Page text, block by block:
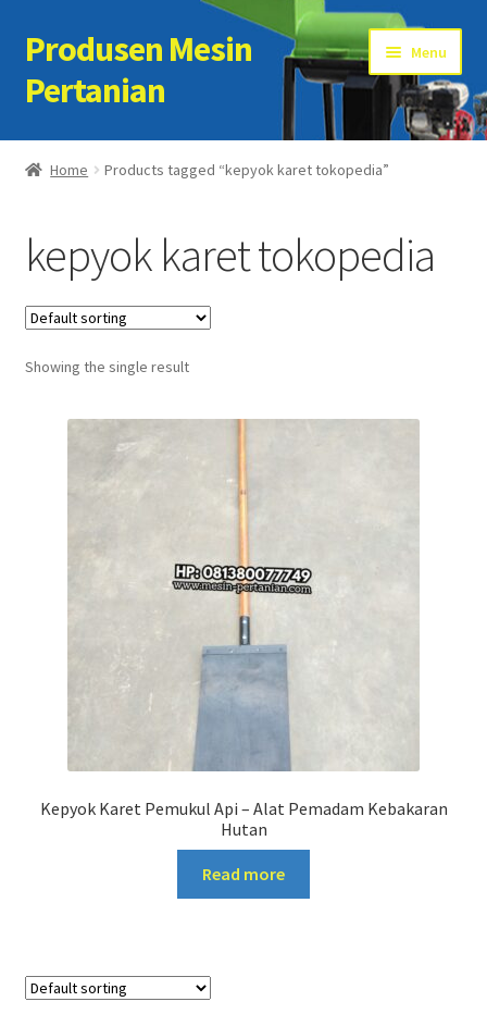
Skip
to
navigation
Skip
to
content
Produsen Mesin
Pertanian
Menu
Home
Cart
Checkout
Kontak Kami
My account
Sample Page
Home Products tagged “kepyok karet tokopedia”
kepyok karet tokopedia
Showing the single result
Kepyok Karet Pemukul Api – Alat Pemadam Kebakaran
Hutan
Read more